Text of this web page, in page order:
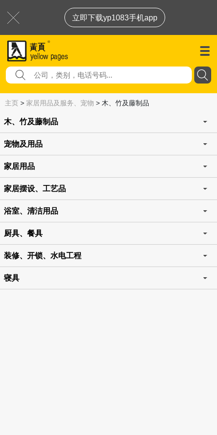
立即下载yp1083手机app
主页 > 家居用品及服务、宠物 > 木、竹及藤制品
木、竹及藤制品
宠物及用品
家居用品
家居摆设、工艺品
浴室、清洁用品
厨具、餐具
装修、开锁、水电工程
寝具